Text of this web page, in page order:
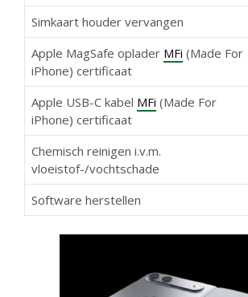
Simkaart houder vervangen
Apple MagSafe oplader MFi (Made For
iPhone) certificaat
Apple USB-C kabel MFi (Made For
iPhone) certificaat
Chemisch reinigen i.v.m.
vloeistof-/vochtschade
Software herstellen